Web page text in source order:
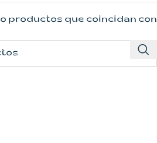
productos que coincidan con